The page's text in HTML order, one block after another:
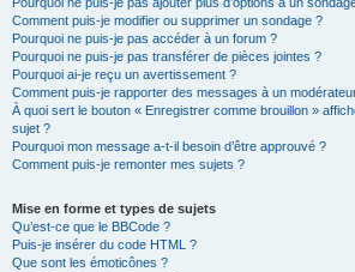
Comment puis-je modifier ou supprimer un sondage ?
Pourquoi ne puis-je pas accéder à un forum ?
Pourquoi ne puis-je pas transférer de pièces jointes ?
Pourquoi ai-je reçu un avertissement ?
Comment puis-je rapporter des messages à un
À quoi sert le bouton « Enregistrer comme brouillon »
sujet ?
Pourquoi mon message a-t-il besoin d’être approuvé ?
Comment puis-je remonter mes sujets ?
Mise en forme et types de sujets
Qu’est-ce que le BBCode ?
Puis-je insérer du code HTML ?
Que sont les émoticônes ?